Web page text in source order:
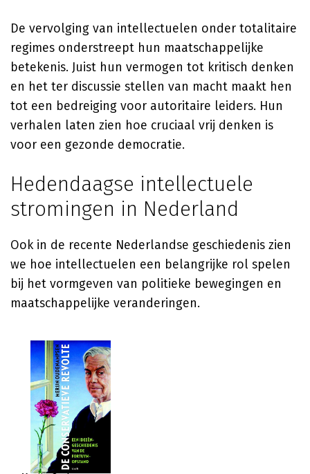
De vervolging van intellectuelen onder totalitaire
regimes onderstreept hun maatschappelijke
betekenis. Juist hun vermogen tot kritisch denken
en het ter discussie stellen van macht maakt hen
tot een bedreiging voor autoritaire leiders. Hun
verhalen laten zien hoe cruciaal vrij denken is
voor een gezonde democratie.
Hedendaagse intellectuele
stromingen in Nederland
Ook in de recente Nederlandse geschiedenis zien
we hoe intellectuelen een belangrijke rol spelen
bij het vormgeven van politieke bewegingen en
maatschappelijke veranderingen.